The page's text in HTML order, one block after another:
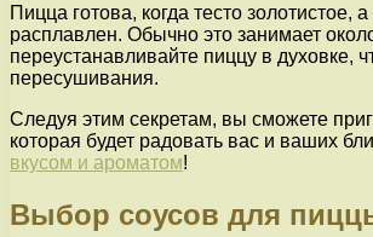
Пицца готова, когда тесто золотистое,
расплавлен. Обычно это занимает
переустанавливайте пиццу в духовке,
пересушивания.
Следуя этим секретам, вы сможете
которая будет радовать вас и ваших
вкусом и ароматом!
Выбор соусов для